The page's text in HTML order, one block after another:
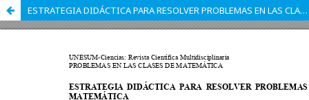
ESTRATEGIA DIDÁCTICA PARA RESOLVER PROBLEMAS EN LAS CLASES DE MATEMÁTICA